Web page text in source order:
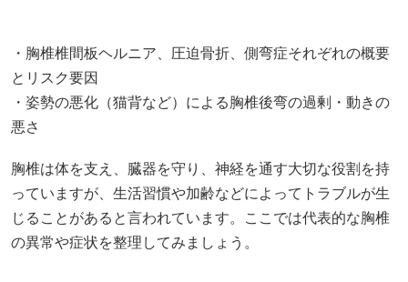
・胸椎椎間板ヘルニア、圧迫骨折、側弯症それぞれの概要
とリスク要因
・姿勢の悪化（猫背など）による胸椎後弯の過剰・動きの
悪さ
胸椎は体を支え、臓器を守り、神経を通す大切な役割を持
っていますが、生活習慣や加齢などによってトラブルが生
じることがあると言われています。ここでは代表的な胸椎
の異常や症状を整理してみましょう。